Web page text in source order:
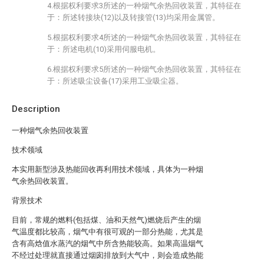
Description
一种烟气余热回收装置
技术领域
本实用新型涉及热能回收再利用技术领域，具体为一种烟
气余热回收装置。
背景技术
目前，常规的燃料(包括煤、油和天然气)燃烧后产生的烟
气温度都比较高，烟气中有很可观的一部分热能，尤其是
含有高焓值水蒸汽的烟气中所含热能较高。如果高温烟气
不经过处理就直接通过烟囱排放到大气中，则会造成热能
4.根据权利要求3所述的一种烟气余热回收装置，其特征在
于：所述转接块(12)以及转接管(13)均采用金属管。
5.根据权利要求4所述的一种烟气余热回收装置，其特征在
于：所述电机(10)采用伺服电机。
6.根据权利要求5所述的一种烟气余热回收装置，其特征在
于：所述吸尘设备(17)采用工业吸尘器。